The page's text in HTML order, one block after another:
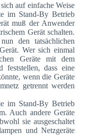
auf einfache Weise
im Stand-By Betrieb
muß der Anwender
Gerät schalten.
den tatsächlichen
Wer sich einmal
Geräte mit dem
feststellen, dass eine
wenn die Geräte
getrennt werden
im Stand-By Betrieb
Auch andere Geräte
sie ausgeschaltet
und Netzgeräte